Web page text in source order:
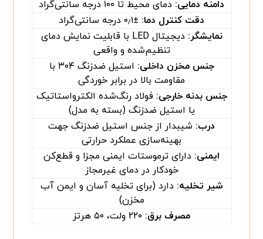
دامنه دمایی: دمای محیط تا ۱۰۰ درجه سانتی‌گراد
دقت کنترل دما: ±۰٫۱ درجه سانتی‌گراد
نمایشگر:
دیجیتال LED با قابلیت نمایش دمای
تنظیم‌شده و واقعی
جنس مخزن داخلی:
استیل ضدزنگ ۳۰۴ با
مقاومت بالا در برابر خوردگی
جنس بدنه خارجی: فولاد رنگ‌شده الکترواستاتیک
یا استیل ضدزنگ (بسته به مدل)
درب: شیبدار از جنس استیل ضدزنگ جهت
بهینه‌سازی عملکرد حرارتی
ایمنی: دارای ترموستات ایمنی مجزا و قطع‌کن
خودکار در دمای غیرمجاز
شیر تخلیه: دارد (برای تخلیه آسان و ایمن آب
مخزن)
مصرف برق: